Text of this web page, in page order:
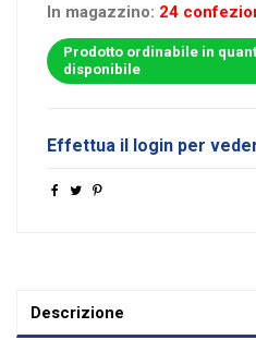
In magazzino: 24
Prodotto ordinabile in
disponibile
Effettua il login per
Descrizione